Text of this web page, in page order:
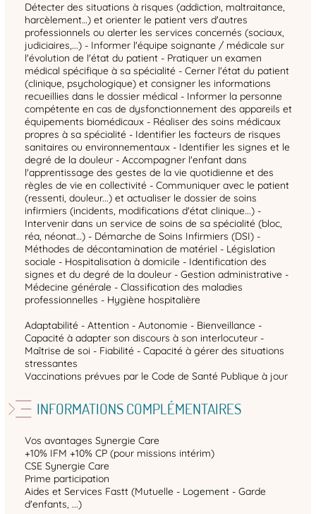
Détecter des situations à risques (addiction, maltraitance,
harcèlement…) et orienter le patient vers d'autres
professionnels ou alerter les services concernés (sociaux,
judiciaires,...) - Informer l'équipe soignante / médicale sur
l'évolution de l'état du patient - Pratiquer un examen
médical spécifique à sa spécialité - Cerner l'état du patient
(clinique, psychologique) et consigner les informations
recueillies dans le dossier médical - Informer la personne
compétente en cas de dysfonctionnement des appareils et
équipements biomédicaux - Réaliser des soins médicaux
propres à sa spécialité - Identifier les facteurs de risques
sanitaires ou environnementaux - Identifier les signes et le
degré de la douleur - Accompagner l'enfant dans
l'apprentissage des gestes de la vie quotidienne et des
règles de vie en collectivité - Communiquer avec le patient
(ressenti, douleur...) et actualiser le dossier de soins
infirmiers (incidents, modifications d'état clinique...) -
Intervenir dans un service de soins de sa spécialité (bloc,
réa, néonat…) - Démarche de Soins Infirmiers (DSI) -
Méthodes de décontamination de matériel - Législation
sociale - Hospitalisation à domicile - Identification des
signes et du degré de la douleur - Gestion administrative -
Médecine générale - Classification des maladies
professionnelles - Hygiène hospitalière
Adaptabilité - Attention - Autonomie - Bienveillance -
Capacité à adapter son discours à son interlocuteur -
Maîtrise de soi - Fiabilité - Capacité à gérer des situations
stressantes
Vaccinations prévues par le Code de Santé Publique à jour
INFORMATIONS COMPLÉMENTAIRES
Vos avantages Synergie Care
+10% IFM +10% CP (pour missions intérim)
CSE Synergie Care
Prime participation
Aides et Services Fastt (Mutuelle - Logement - Garde
d'enfants, ...)